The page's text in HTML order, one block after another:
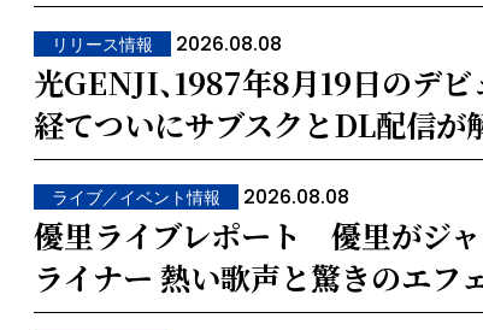
リリース情報 2026.08.08
光GENJI、1987年8月19日のデ
経てついにサブスクとDL配信が
ライブ／イベント情報 2026.08.08
優里ライブレポート 優里がジ
ライナー 熱い歌声と驚きのエフ